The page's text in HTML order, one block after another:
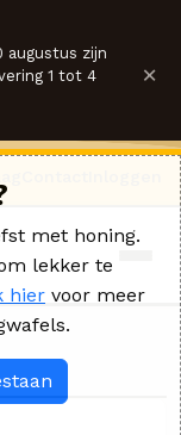
augustus zijn
1 tot 4
×
met honing.
lekker te
hier voor meer